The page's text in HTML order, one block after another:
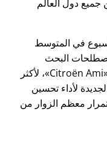
جميع دول العالم
دولة في الأسبوع في المتوسط
البحث
Citroën Ami ، لأكثر
لأداء تحسين
معظم الزوار من